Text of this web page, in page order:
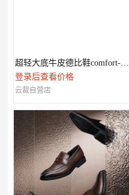
超轻大底牛皮德比鞋comfort-XL系列
登录后查看价格
云裁自营店